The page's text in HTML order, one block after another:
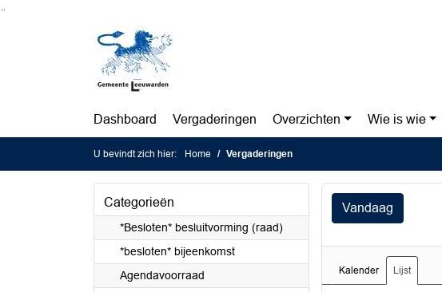
Dashboard Vergaderingen Overzichten Wie is wie
U bevindt zich hier: Home Vergaderingen
Categorieën
*Besloten* besluitvorming (raad)
*besloten* bijeenkomst
Agendavoorraad
Vandaag
Kalender Lijst